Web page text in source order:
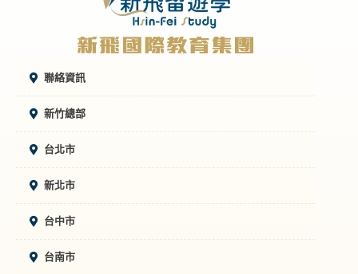
聯絡資訊
新竹總部
台北市
新北市
台中市
台南市